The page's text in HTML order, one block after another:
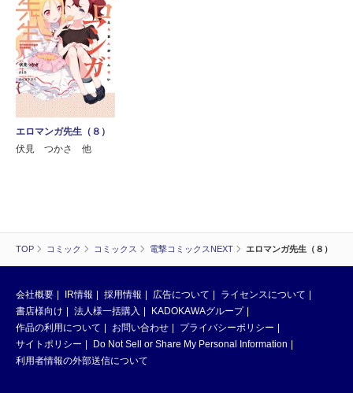
TOP コミック コミックス 電撃コミックスNEXT エロマンガ先生（８）
エロマンガ先生（８）
伏見 つかさ 他
会社概要 IR情報 採用情報 広告について
ライセンスについて
書店様向け
法人様一括購入
KADOKAWAグループ
作品の利用について
お問い合わせ
プライバシーポリシー
サイトポリシー
Do Not Sell or Share My Personal Information
利用者情報の外部送信について